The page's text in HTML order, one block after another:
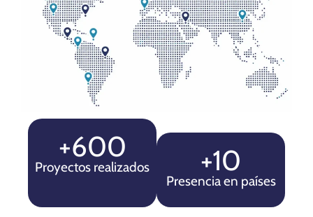
+600
Proyectos realizados +10
Presencia en países